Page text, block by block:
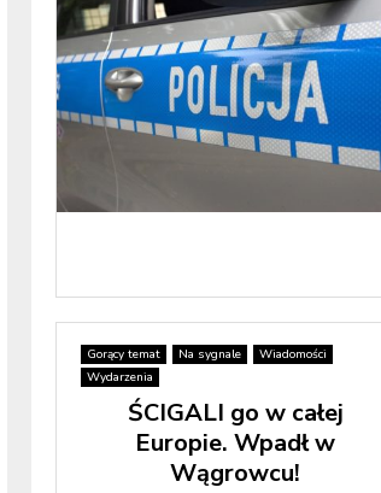
Gorący temat Na sygnale
Wiadomości
Wydarzenia
ŚCIGALI go w całej
Europie. Wpadł w
Wągrowcu!